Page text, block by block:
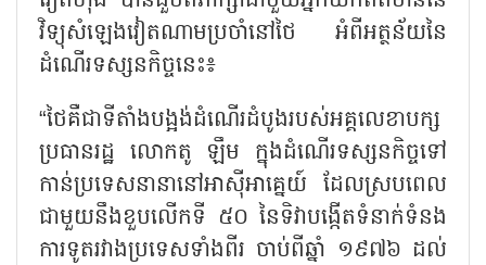
វិទ្យុសំឡេងវៀតណាមប្រចាំនៅថៃ អំពីអត្ថន័យនៃ
ដំណើរទស្សនកិច្ចនេះ៖
“ថៃគឺជាទីតាំងបង្អង់ដំណើរដំបូងរបស់អគ្គលេខាបក្ស
ប្រធានរដ្ឋ លោកតូ ឡឹម ក្នុងដំណើរទស្សនកិច្ចទៅ
កាន់ប្រទេសនានានៅអាស៊ីអាគ្នេយ៍ ដែលស្របពេល
ជាមួយនឹងខួបលើកទី ៥០ នៃទិវាបង្កើតទំនាក់ទំនង
ការទូតរវាងប្រទេសទាំងពីរ ចាប់ពីឆ្នាំ ១៩៧៦ ដល់